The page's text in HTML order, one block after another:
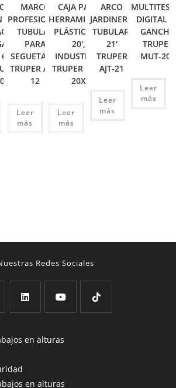
MARCO
PROFESIONAL
TUBULAR
PARA
SEGUETA 12′
TRUPER ATT-
12
Leer
más
CAJA PARA
HERRAMIENTA,
PLÁSTICA DE
20′,
INDUSTRIAL
TRUPER CHP-
20X
Leer
más
ARCO
JARDINERO
TUBULAR,
21′
TRUPER
AJT-21
Leer
más
DIGITAL
GANCHO
TRUPER
MUT-202
Leer
más
Redes Sociales
abre
una
nueva
abre
nueva
en alturas
en alturas